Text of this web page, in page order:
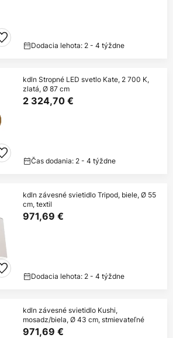
Dodacia lehota: 2 - 4 týždne
kdln Stropné LED svetlo Kate, 2 700 K,
zlatá, Ø 87 cm
2 324,70 €
Čas dodania: 2 - 4 týždne
kdln závesné svietidlo Tripod, biele, Ø 55
cm, textil
971,69 €
Dodacia lehota: 2 - 4 týždne
kdln závesné svietidlo Kushi,
mosadz/biela, Ø 43 cm, stmievateľné
971,69 €